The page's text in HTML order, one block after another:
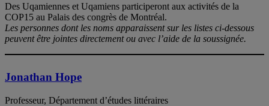
Des Uqamiennes et Uqamiens participeront aux activités de la
COP15 au Palais des congrès de Montréal.
Les personnes dont les noms apparaissent sur les listes ci-dessous
peuvent être jointes directement ou avec l’aide de la soussignée.
Jonathan Hope
Professeur, Département d’études littéraires